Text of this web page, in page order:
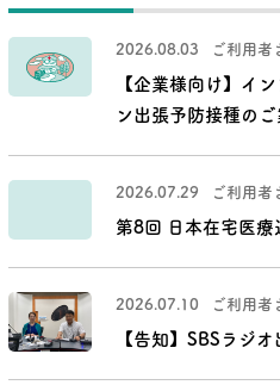
- 坂の上メディガーデン半田山
居宅介護支援
福祉用具貸与・販売事業
坂の上在宅リハビリセンタ
坂の上ろうけん曳馬野
クロストーク 事務職員編
2026.08.03 ご利用者
【企業様向け】イ
ン出張予防接種のご
2026.07.29 ご利用者
第8回 日本在宅医療
2026.07.10 ご利用者
【告知】SBSラジ